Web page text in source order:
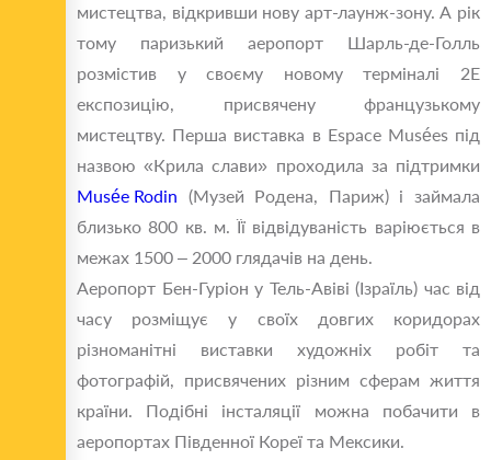
мистецтва, відкривши нову арт-лаунж-зону. А рік
тому паризький аеропорт Шарль-де-Голль
розмістив у своєму новому терміналі 2E
експозицію, присвячену французькому
мистецтву. Перша виставка в Espace Musées під
назвою «Крила слави» проходила за підтримки
Musée Rodin (Музей Родена, Париж) і займала
близько 800 кв. м. Її відвідуваність варіюється в
межах 1500 – 2000 глядачів на день.
Аеропорт Бен-Гуріон у Тель-Авіві (Ізраїль) час від
часу розміщує у своїх довгих коридорах
різноманітні виставки художніх робіт та
фотографій, присвячених різним сферам життя
країни. Подібні інсталяції можна побачити в
аеропортах Південної Кореї та Мексики.